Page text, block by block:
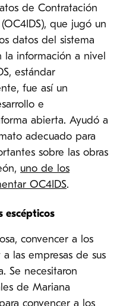
de Contratación
que jugó un
datos del sistema
la información a nivel
estándar
fue así un
e
abierta. Ayudó a
adecuado para
sobre las obras
uno de los
OC4IDS.
escépticos
convencer a los
las empresas de sus
Se necesitaron
de Mariana
convencer a los